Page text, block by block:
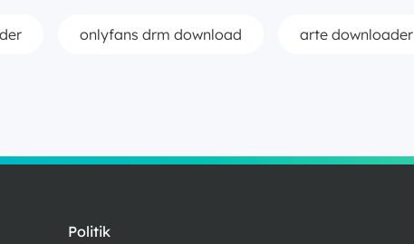
onlyfans drm download arte downloader
Politik